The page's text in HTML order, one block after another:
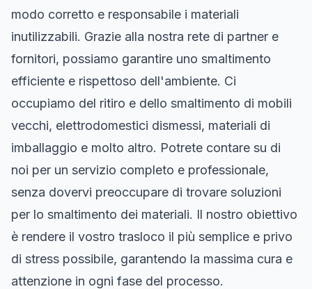
modo corretto e responsabile i materiali
inutilizzabili. Grazie alla nostra rete di partner e
fornitori, possiamo garantire uno smaltimento
efficiente e rispettoso dell'ambiente. Ci
occupiamo del ritiro e dello smaltimento di mobili
vecchi, elettrodomestici dismessi, materiali di
imballaggio e molto altro. Potrete contare su di
noi per un servizio completo e professionale,
senza dovervi preoccupare di trovare soluzioni
per lo smaltimento dei materiali. Il nostro obiettivo
è rendere il vostro trasloco il più semplice e privo
di stress possibile, garantendo la massima cura e
attenzione in ogni fase del processo.